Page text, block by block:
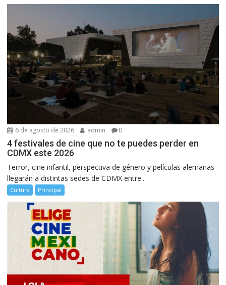
6 de agosto de 2026 admin 0
4 festivales de cine que no te puedes perder en
CDMX este 2026
Terror, cine infantil, perspectiva de género y películas alemanas
llegarán a distintas sedes de CDMX entre...
Cultura Principal